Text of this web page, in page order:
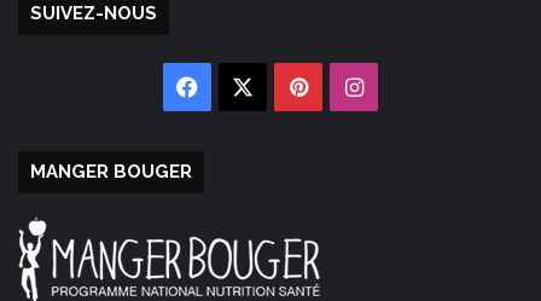
SUIVEZ-NOUS
Facebook PinterestInstagram
MANGER BOUGER